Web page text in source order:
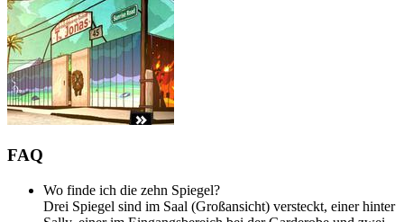
FAQ
Wo finde ich die zehn Spiegel?
Drei Spiegel sind im Saal (Großansicht) versteckt, einer hinter